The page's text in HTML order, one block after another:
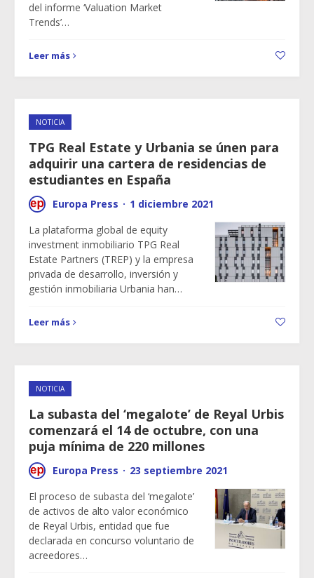
del informe ‘Valuation Market
Trends’…
Leer más
NOTICIA
TPG Real Estate y Urbania se únen para
adquirir una cartera de residencias de
estudiantes en España
Europa Press · 1 diciembre 2021
La plataforma global de equity
investment inmobiliario TPG Real
Estate Partners (TREP) y la empresa
privada de desarrollo, inversión y
gestión inmobiliaria Urbania han…
Leer más
NOTICIA
La subasta del ‘megalote’ de Reyal Urbis
comenzará el 14 de octubre, con una
puja mínima de 220 millones
Europa Press · 23 septiembre 2021
El proceso de subasta del ‘megalote’
de activos de alto valor económico
de Reyal Urbis, entidad que fue
declarada en concurso voluntario de
acreedores…